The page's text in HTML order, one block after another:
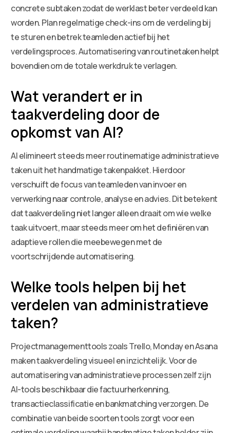
concrete subtaken zodat de werklast beter verdeeld kan
worden. Plan regelmatige check-ins om de verdeling bij
te sturen en betrek teamleden actief bij het
verdelingsproces. Automatisering van routinetaken helpt
bovendien om de totale werkdruk te verlagen.
Wat verandert er in
taakverdeling door de
opkomst van AI?
AI elimineert steeds meer routinematige administratieve
taken uit het handmatige takenpakket. Hierdoor
verschuift de focus van teamleden van invoer en
verwerking naar controle, analyse en advies. Dit betekent
dat taakverdeling niet langer alleen draait om wie welke
taak uitvoert, maar steeds meer om het definiëren van
adaptieve rollen die meebewegen met de
voortschrijdende automatisering.
Welke tools helpen bij het
verdelen van administratieve
taken?
Projectmanagementtools zoals Trello, Monday en Asana
maken taakverdeling visueel en inzichtelijk. Voor de
automatisering van administratieve processen zelf zijn
AI-tools beschikbaar die factuurherkenning,
transactieclassificatie en bankmatching verzorgen. De
combinatie van beide soorten tools zorgt voor een